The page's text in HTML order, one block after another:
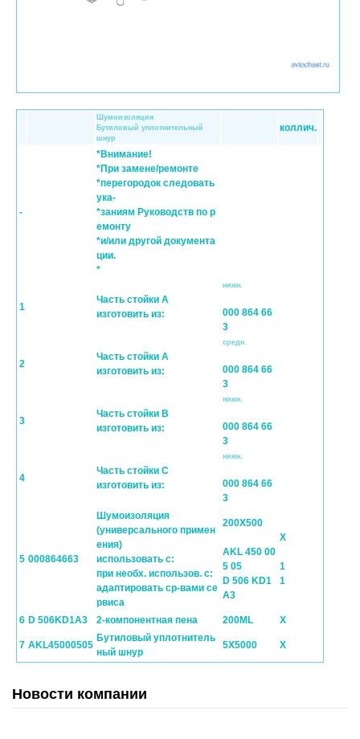
Шумоизоляция
Бутиловый уплотнительный
шнур
коллич.
-
*Внимание!
*При замене/ремонте
*перегородок следовать
ука-
*заниям Pуководств по р
емонту
*и/или другой документа
ции.
*
1
Часть стойки А
изготовить из:
нижн.
000 864 66
3
2
Часть стойки А
изготовить из:
средн.
000 864 66
3
3
Часть стойки В
изготовить из:
нижн.
000 864 66
3
4
Часть стойки С
изготовить из:
нижн.
000 864 66
3
5 000864663
Шумоизоляция
(универсального примен
ения)
использовать с:
при необх. использов. с:
адаптировать ср-вами се
рвиса
200X500
AKL 450 00
5 05
D 506 KD1
A3
X
1
1
6 D 506KD1A3 2-компонентная пена 200ML X
7 AKL45000505
Бутиловый уплотнитель
ный шнур
5X5000 X
Новости компании